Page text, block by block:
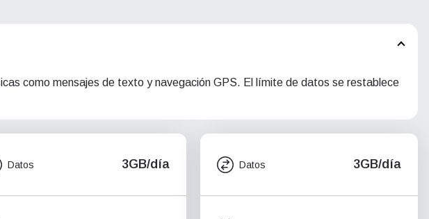
como mensajes de texto y navegación GPS. El límite de datos se restablece
Datos 3GB/día Datos 3GB/día